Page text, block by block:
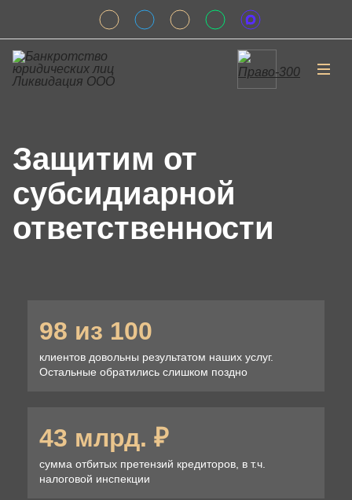
Защитим от
субсидиарной
ответственности
43 млрд. ₽
сумма отбитых претензий кредиторов, в т.ч.
налоговой инспекции
98 из 100
клиентов довольны результатом наших услуг.
Остальные обратились слишком поздно